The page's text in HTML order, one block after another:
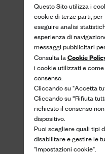
Questo Sito utilizza i
cookie di terze parti,
eseguire analisi
esperienza di
messaggi pubblicitari
Consulta la Cookie
i cookie utilizzati e
consenso.
Cliccando su "Accetta
Cliccando su “Rifiuta
richiesto il consenso
dispositivo.
Puoi scegliere quali tipi
disabilitare e gestire le
"Impostazioni cookie".